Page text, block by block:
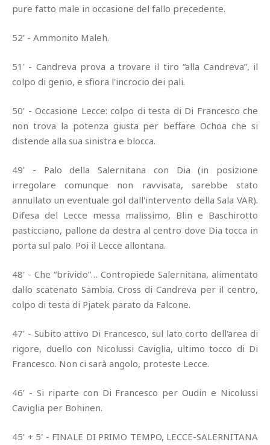
pure fatto male in occasione del fallo precedente.
52' - Ammonito Maleh.
51' - Candreva prova a trovare il tiro “alla Candreva”, il
colpo di genio, e sfiora l'incrocio dei pali.
50' - Occasione Lecce: colpo di testa di Di Francesco che
non trova la potenza giusta per beffare Ochoa che si
distende alla sua sinistra e blocca.
49' - Palo della Salernitana con Dia (in posizione
irregolare comunque non ravvisata, sarebbe stato
annullato un eventuale gol dall'intervento della Sala VAR).
Difesa del Lecce messa malissimo, Blin e Baschirotto
pasticciano, pallone da destra al centro dove Dia tocca in
porta sul palo. Poi il Lecce allontana.
48' - Che “brivido”… Contropiede Salernitana, alimentato
dallo scatenato Sambia. Cross di Candreva per il centro,
colpo di testa di Pjatek parato da Falcone.
47' - Subito attivo Di Francesco, sul lato corto dell'area di
rigore, duello con Nicolussi Caviglia, ultimo tocco di Di
Francesco. Non ci sarà angolo, proteste Lecce.
46' - Si riparte con Di Francesco per Oudin e Nicolussi
Caviglia per Bohinen.
45' + 5' - FINALE DI PRIMO TEMPO, LECCE-SALERNITANA